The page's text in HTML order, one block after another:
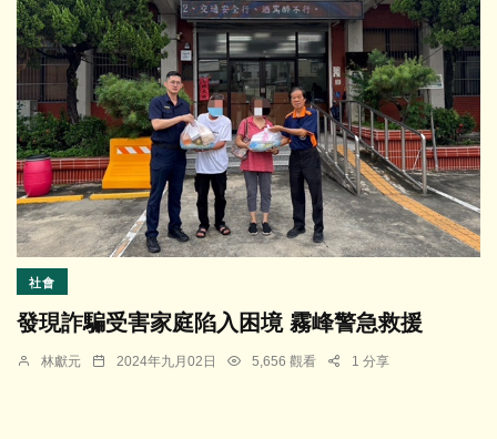
社會
發現詐騙受害家庭陷入困境 霧峰警急救援
林獻元 2024年九月02日 5,656 觀看 1 分享